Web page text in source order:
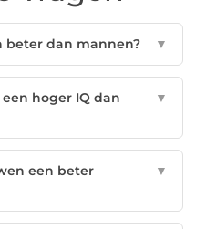
beter dan mannen? ▼
hoger IQ dan
▼
een beter
▼